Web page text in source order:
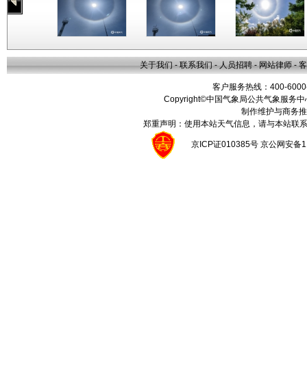
关于我们 - 联系我们 - 人员招聘 - 网站律师 -
客户服务热线：400-
Copyright©中国气象局公共气象服务
制作维护与商务
郑重声明：使用本站天气信息，请与本站联
京ICP证010385号 京公网安备